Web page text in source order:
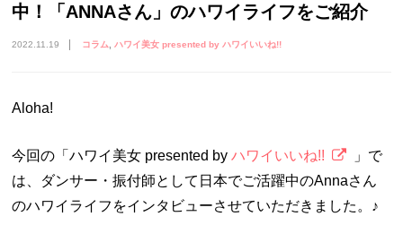
中！「ANNAさん」のハワイライフをご紹介
2022.11.19 コラム ハワイ美女 presented by ハワイいいね!!
Aloha!
今回の「ハワイ美女 presented byハワイいいね!!
」で
は、ダンサー・振付師として日本でご活躍中のAnnaさん
のハワイライフをインタビューさせていただきました。♪